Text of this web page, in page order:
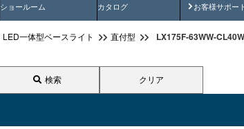
ショールーム カタログ お客様サポート
安全にご
LED一体型ベースライト 直付型 LX175F-63WW-
検索 クリア